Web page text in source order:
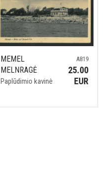
MEMEL
MELNRAGĖ
Paplūdimio kavinė
A819
25.00
EUR